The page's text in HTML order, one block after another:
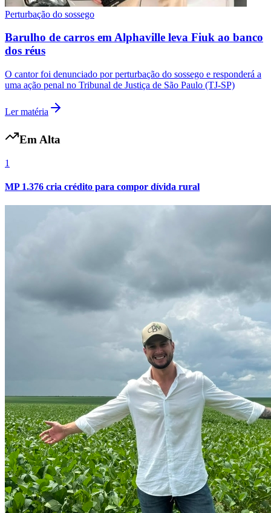
Internacional
Perturbação do sossego
Barulho de carros em Alphaville leva Fiuk ao banco
dos réus
O cantor foi denunciado por perturbação do sossego e responderá a
uma ação penal no Tribunal de Justiça de São Paulo (TJ-SP)
Ler matéria
Em Alta
1
MP 1.376 cria crédito para compor dívida rural